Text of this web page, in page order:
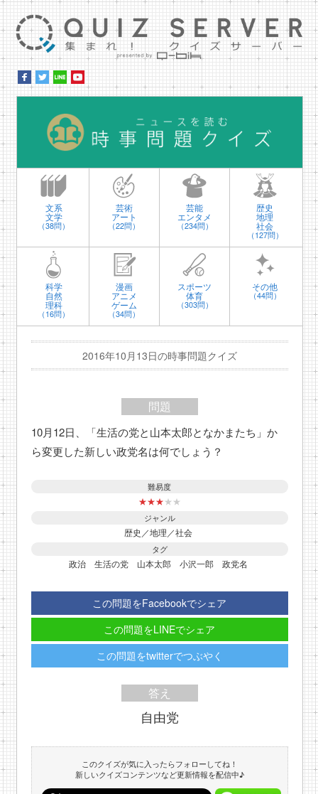
文系
文学
（38問）
芸術
アート
（22問）
芸能
エンタメ
（234問）
歴史
地理
社会
（127問）
科学
自然
理科
（16問）
漫画
アニメ
ゲーム
（34問）
スポーツ
体育
（303問）
その他
（44問）
2016年10月13日の時事問題クイズ
問題
10月12日、「生活の党と山本太郎となかまたち」か
ら変更した新しい政党名は何でしょう？
難易度
★★★★ ★
ジャンル
歴史／地理／社会
タグ
政治 生活の党 山本太郎 小沢一郎 政党名
この問題をFacebookでシェア
この問題をLINEでシェア
この問題をtwitterでつぶやく
答え
自由党
このクイズが気に入ったらフォローしてね！
新しいクイズコンテンツなど更新情報を配信中♪